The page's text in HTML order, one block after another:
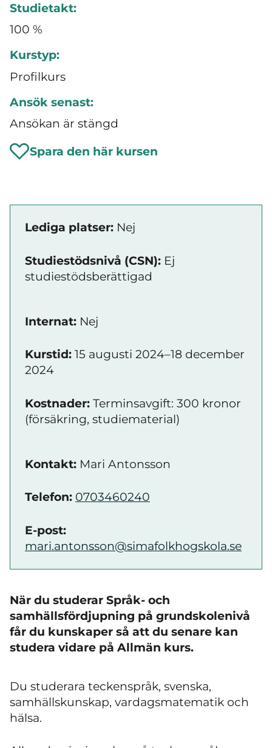
Studietakt:
100 %
Kurstyp:
Profilkurs
Ansök senast:
Ansökan är stängd
Spara den här kursen
Lediga platser: Nej
Studiestödsnivå (CSN): Ej
studiestödsberättigad
Internat: Nej
Kurstid: 15 augusti 2024–18 december
2024
Kostnader: Terminsavgift: 300 kronor
(försäkring, studiematerial)
Kontakt: Mari Antonsson
Telefon: 0703460240
E-post:
mari.antonsson@simafolkhogskola.se
När du studerar Språk- och
samhällsfördjupning på grundskolenivå
får du kunskaper så att du senare kan
studera vidare på Allmän kurs.
Du studerara teckenspråk, svenska,
samhällskunskap, vardagsmatematik och
hälsa.